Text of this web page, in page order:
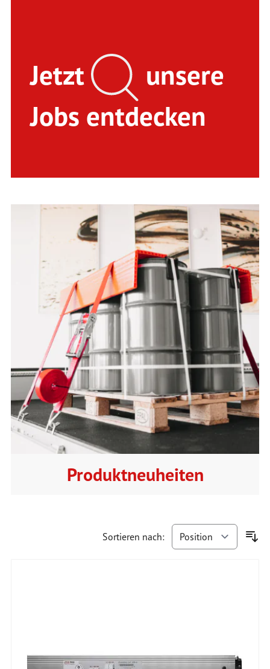
Jetzt
unsere
Jobs entdecken
Produktneuheiten
Sortieren nach: